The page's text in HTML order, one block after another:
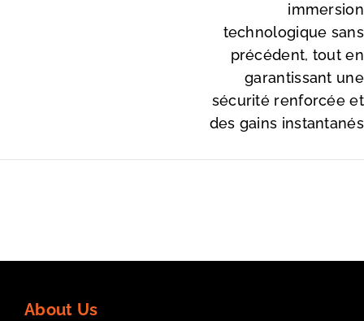
immersion
technologique sans
précédent, tout en
garantissant une
sécurité renforcée et
des gains instantanés
About Us